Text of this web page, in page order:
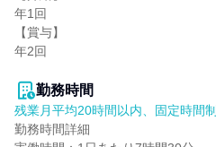
年1回
【賞与】
年2回
勤務時間
残業月平均20時間以内、固定時間制
勤務時間詳細